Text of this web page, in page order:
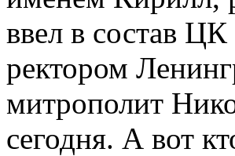
ввел в состав
ректором
митрополит
сегодня. А вот